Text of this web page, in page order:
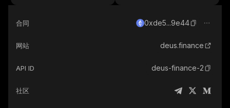
合同 0xde5...9e44
网站 deus.finance
API ID deus-finance-2
社区